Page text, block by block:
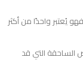
يُعتبر واحدًا من أكثر
الساحقة التي قد